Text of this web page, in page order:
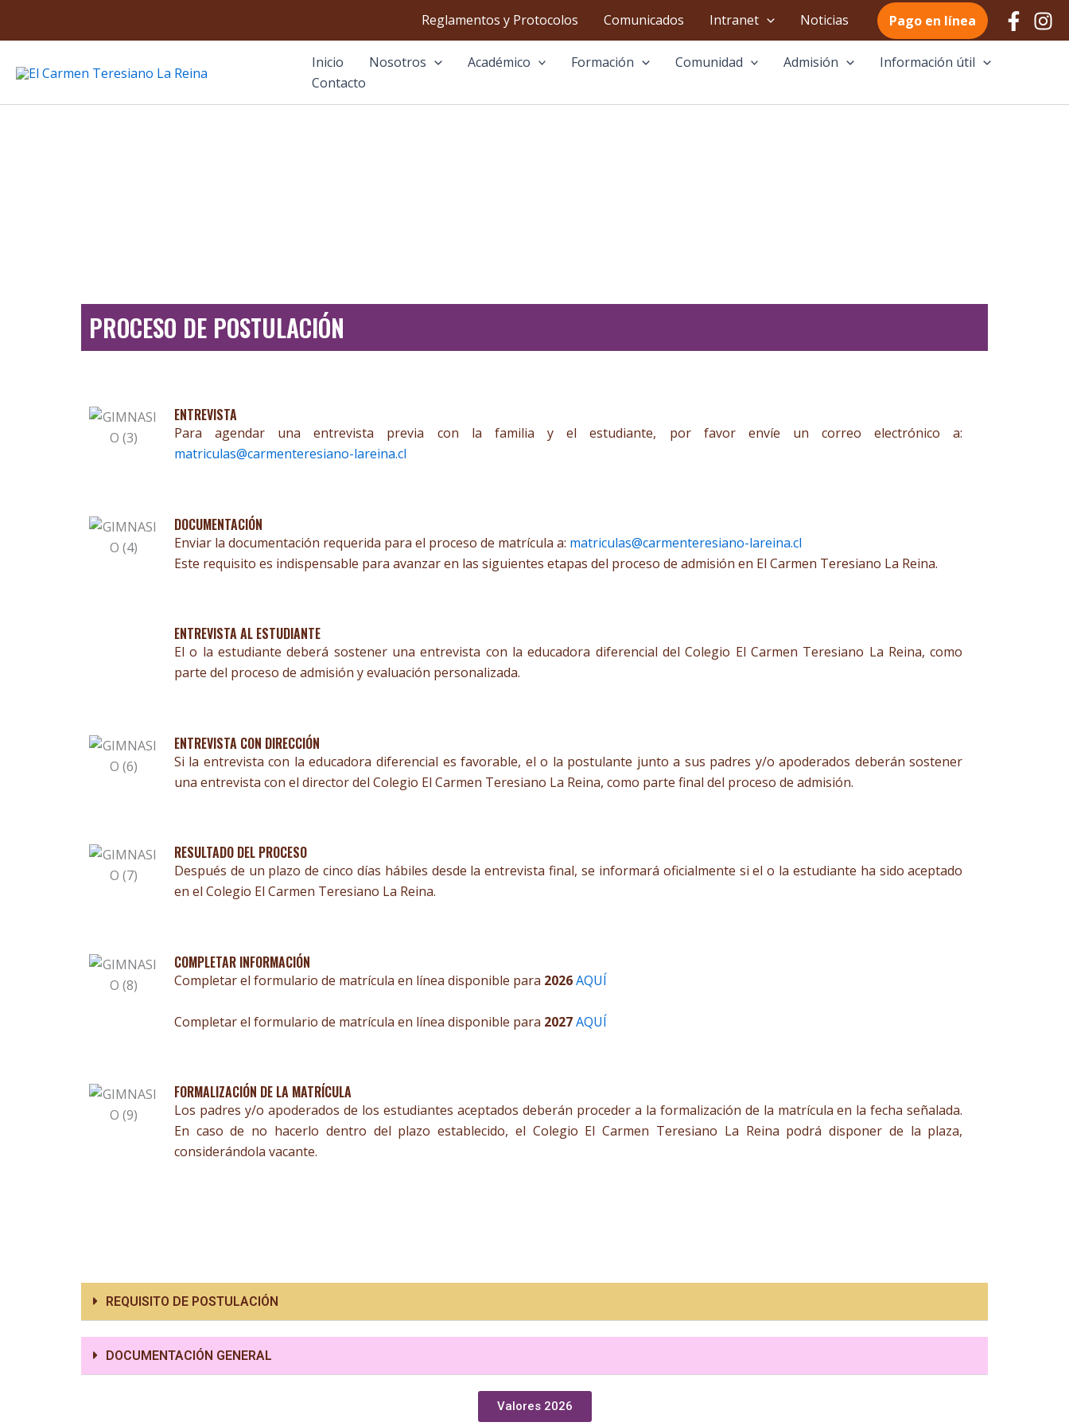
Reglamentos y Protocolos Comunicados Intranet Noticias Pago en línea
Inicio Nosotros Académico Formación Comunidad Admisión
Información útil
Contacto
PROCESO DE POSTULACIÓN
ENTREVISTA
Para agendar una entrevista previa con la familia y el estudiante, por favor envíe un correo electrónico a:
matriculas@carmenteresiano-lareina.cl
DOCUMENTACIÓN
Enviar la documentación requerida para el proceso de matrícula a: matriculas@carmenteresiano-lareina.cl
Este requisito es indispensable para avanzar en las siguientes etapas del proceso de admisión en El Carmen Teresiano La Reina.
ENTREVISTA AL ESTUDIANTE
El o la estudiante deberá sostener una entrevista con la educadora diferencial del Colegio El Carmen Teresiano La Reina, como
parte del proceso de admisión y evaluación personalizada.
ENTREVISTA CON DIRECCIÓN
Si la entrevista con la educadora diferencial es favorable, el o la postulante junto a sus padres y/o apoderados deberán sostener
una entrevista con el director del Colegio El Carmen Teresiano La Reina, como parte final del proceso de admisión.
RESULTADO DEL PROCESO
Después de un plazo de cinco días hábiles desde la entrevista final, se informará oficialmente si el o la estudiante ha sido aceptado
en el Colegio El Carmen Teresiano La Reina.
COMPLETAR INFORMACIÓN
Completar el formulario de matrícula en línea disponible para 2026AQUÍ
Completar el formulario de matrícula en línea disponible para 2027AQUÍ
FORMALIZACIÓN DE LA MATRÍCULA
Los padres y/o apoderados de los estudiantes aceptados deberán proceder a la formalización de la matrícula en la fecha señalada.
En caso de no hacerlo dentro del plazo establecido, el Colegio El Carmen Teresiano La Reina podrá disponer de la plaza,
considerándola vacante.
REQUISITO DE POSTULACIÓN
DOCUMENTACIÓN GENERAL
Valores 2026